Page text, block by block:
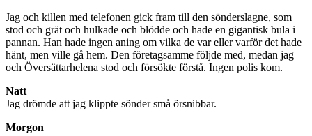
Jag och killen med telefonen gick fram till den sönderslagne, som
stod och grät och hulkade och blödde och hade en gigantisk bula i
pannan. Han hade ingen aning om vilka de var eller varför det hade
hänt, men ville gå hem. Den företagsamme följde med, medan jag
och Översättarhelena stod och försökte förstå. Ingen polis kom.
Natt
Jag drömde att jag klippte sönder små örsnibbar.
Morgon